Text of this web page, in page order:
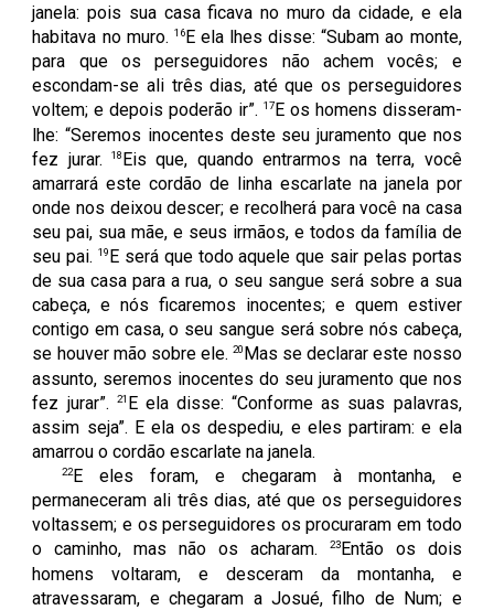
janela: pois sua casa ficava no muro da cidade, e ela
habitava no muro. 16E ela lhes disse: “Subam ao monte,
para que os perseguidores não achem vocês; e
escondam-se ali três dias, até que os perseguidores
voltem; e depois poderão ir”. 17E os homens disseram-
lhe: “Seremos inocentes deste seu juramento que nos
fez jurar.
18Eis que, quando entrarmos na terra, você
amarrará este cordão de linha escarlate na janela por
onde nos deixou descer; e recolherá para você na casa
seu pai, sua mãe, e seus irmãos, e todos da família de
seu pai.19 E será que todo aquele que sair pelas portas
de sua casa para a rua, o seu sangue será sobre a sua
cabeça, e nós ficaremos inocentes; e quem estiver
contigo em casa, o seu sangue será sobre nós cabeça,
se houver mão sobre ele.20 Mas se declarar este nosso
assunto, seremos inocentes do seu juramento que nos
fez jurar”.
21 E ela disse: “Conforme as suas palavras,
assim seja”. E ela os despediu, e eles partiram: e ela
amarrou o cordão escarlate na janela.
22E eles foram, e chegaram à montanha, e
permaneceram ali três dias, até que os perseguidores
voltassem; e os perseguidores os procuraram em todo
o caminho, mas não os acharam.
23Então os dois
homens voltaram, e desceram da montanha, e
atravessaram, e chegaram a Josué, filho de Num; e